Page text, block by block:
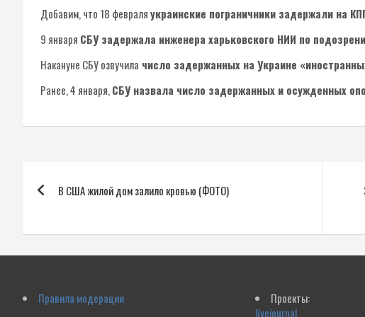
Добавим, что 18 февраляукраинские пограничники задержали на
9 января СБУ задержала инженера харьковского НИИ по
Накануне СБУ озвучила число задержанных на Украине
Ранее, 4 января, СБУ назвала число задержанных и осужденных
Навигация
по
записям
В США жилой дом залило кровью (ФОТО)
Правила модерации
Проекты:
livejournal